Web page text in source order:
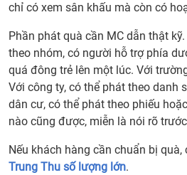
chỉ có xem sân khấu mà còn có
Phần phát quà cần MC dẫn thật
theo nhóm, có người hỗ trợ phía
quá đông trẻ lên một lúc. Với
Với công ty, có thể phát theo danh
dân cư, có thể phát theo phiếu
nào cũng được, miễn là nói rõ
Nếu khách hàng cần chuẩn bị quà,
Trung Thu số lượng lớn.